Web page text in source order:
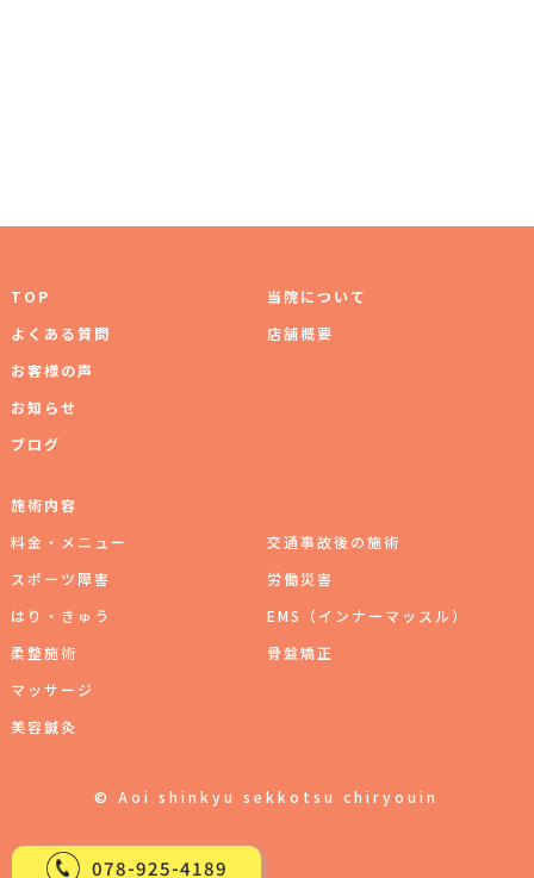
078-925-4189
TOP
よくある質問
お客様の声
お知らせ
ブログ
当院について
店舗概要
施術内容
料⾦‧メニュー
スポーツ障害
はり・きゅう
柔整施術
交通事故後の施術
労働災害
EMS（インナーマッスル）
⾻盤矯正
マッサージ
美容鍼灸
© Aoi shinkyu sekkotsu chiryouin